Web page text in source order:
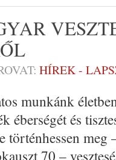
HÍREK -
munkánk
éberségét és
történhessen
70 –